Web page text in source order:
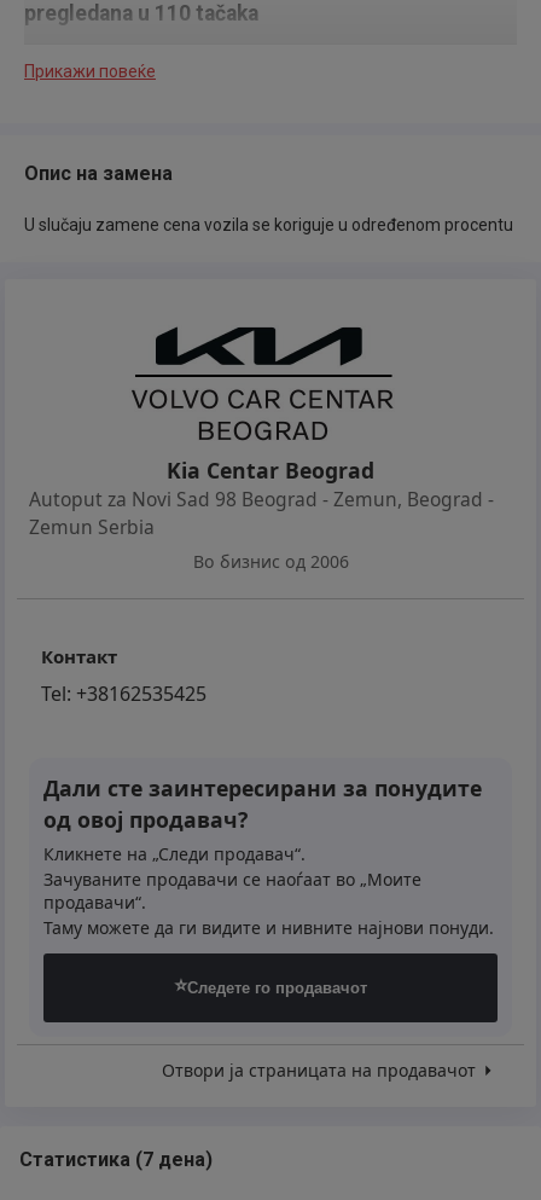
pregledana u 110 tačaka
Sva vozila imaju
Mogućnost produženja
Mogućnost povoljnog
finansiranja i osiguranja
Прикажи повеќе
Опис на замена
U slučaju zamene cena vozila se koriguje u određenom procentu
Kia Centar Beograd
Autoput za Novi Sad 98 Beograd - Zemun, Beograd -
Zemun Serbia
Во бизнис од 2006
Контакт
Tel: +38162535425
Дали сте заинтересирани за понудите
од овој продавач?
Кликнете на „Следи продавач“.
Зачуваните продавачи се наоѓаат во „Моите
продавачи“.
Таму можете да ги видите и нивните најнови понуди.
⭐Следете го продавачот
Отвори ја страницата на продавачот
Статистика (7 дена)